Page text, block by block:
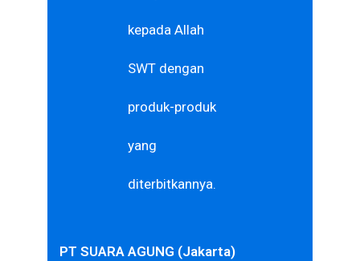
kepada Allah
SWT dengan
produk-produk
yang
diterbitkannya.
PT SUARA AGUNG (Jakarta)